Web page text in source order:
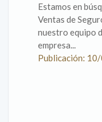
Estamos en
Ventas de
nuestro equipo
empresa...
Publicación: